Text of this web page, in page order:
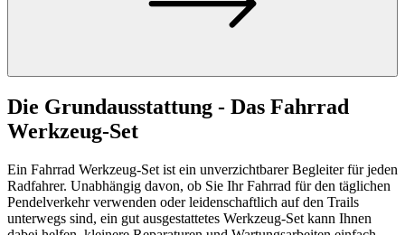
Die Grundausstattung - Das Fahrrad
Werkzeug-Set
Ein Fahrrad Werkzeug-Set ist ein unverzichtbarer Begleiter für jeden
Radfahrer. Unabhängig davon, ob Sie Ihr Fahrrad für den täglichen
Pendelverkehr verwenden oder leidenschaftlich auf den Trails
unterwegs sind, ein gut ausgestattetes Werkzeug-Set kann Ihnen